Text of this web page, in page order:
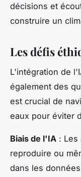
décisions et
construire un
Les défis
L'intégration de
également des
est crucial de
eaux pour éviter
Biais de l'IA : Les
reproduire ou
dans les